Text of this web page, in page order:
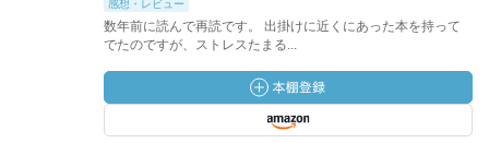
感想・レビュー
数年前に読んで再読です。 出掛けに近くにあった本を持って
でたのですが、ストレスたまる...